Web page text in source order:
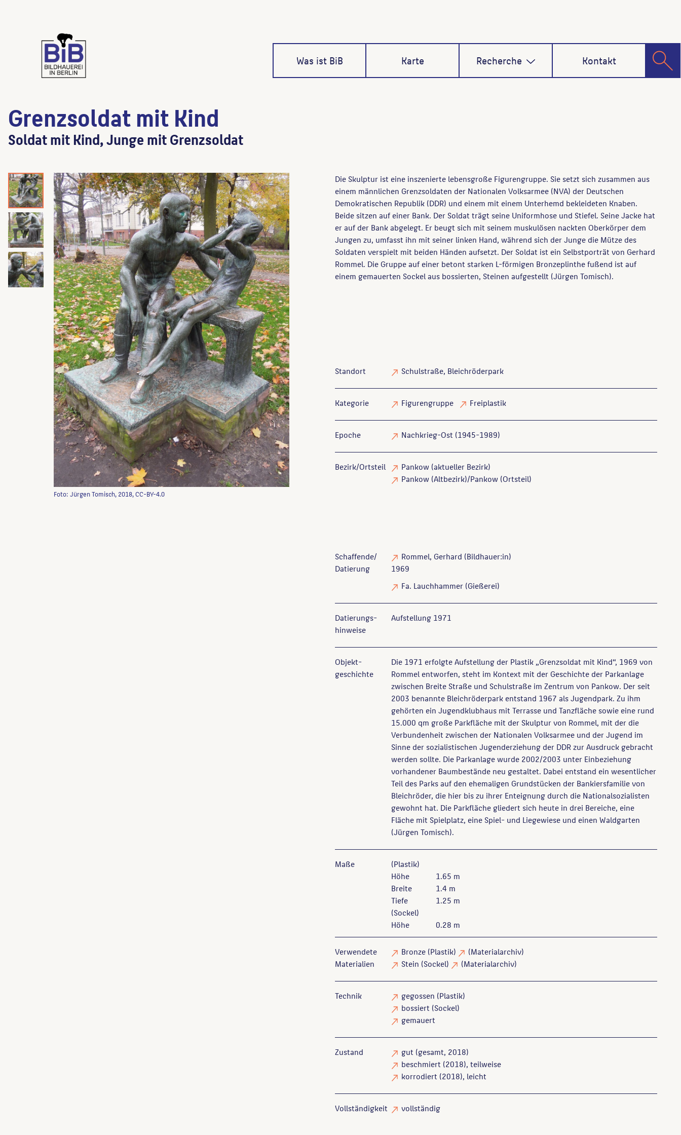
Was ist BiB Karte Recherche Kontakt
Grenzsoldat mit Kind
Soldat mit Kind, Junge mit Grenzsoldat
Foto: Jürgen Tomisch, 2018, CC-BY-4.0
Die Skulptur ist eine inszenierte lebensgroße Figurengruppe. Sie setzt sich zusammen aus
einem männlichen Grenzsoldaten der Nationalen Volksarmee (NVA) der Deutschen
Demokratischen Republik (DDR) und einem mit einem Unterhemd bekleideten Knaben.
Beide sitzen auf einer Bank. Der Soldat trägt seine Uniformhose und Stiefel. Seine Jacke hat
er auf der Bank abgelegt. Er beugt sich mit seinem muskulösen nackten Oberkörper dem
Jungen zu, umfasst ihn mit seiner linken Hand, während sich der Junge die Mütze des
Soldaten verspielt mit beiden Händen aufsetzt. Der Soldat ist ein Selbstporträt von Gerhard
Rommel. Die Gruppe auf einer betont starken L-förmigen Bronzeplinthe fußend ist auf
einem gemauerten Sockel aus bossierten, Steinen aufgestellt (Jürgen Tomisch).
Standort Schulstraße, Bleichröderpark
Kategorie Figurengruppe Freiplastik
Epoche Nachkrieg-Ost (1945-1989)
Bezirk/Ortsteil
Pankow (aktueller Bezirk)
Pankow (Altbezirk)/Pankow (Ortsteil)
Schaffende/
Datierung
Rommel, Gerhard (Bildhauer:in)
1969
Fa. Lauchhammer (Gießerei)
Datierungs­
hinweise
Aufstellung 1971
Objekt­
geschichte
Die 1971 erfolgte Aufstellung der Plastik „Grenzsoldat mit Kind“, 1969 von
Rommel entworfen, steht im Kontext mit der Geschichte der Parkanlage
zwischen Breite Straße und Schulstraße im Zentrum von Pankow. Der seit
2003 benannte Bleichröderpark entstand 1967 als Jugendpark. Zu ihm
gehörten ein Jugendklubhaus mit Terrasse und Tanzfläche sowie eine rund
15.000 qm große Parkfläche mit der Skulptur von Rommel, mit der die
Verbundenheit zwischen der Nationalen Volksarmee und der Jugend im
Sinne der sozialistischen Jugenderziehung der DDR zur Ausdruck gebracht
werden sollte. Die Parkanlage wurde 2002/2003 unter Einbeziehung
vorhandener Baumbestände neu gestaltet. Dabei entstand ein wesentlicher
Teil des Parks auf den ehemaligen Grundstücken der Bankiersfamilie von
Bleichröder, die hier bis zu ihrer Enteignung durch die Nationalsozialisten
gewohnt hat. Die Parkfläche gliedert sich heute in drei Bereiche, eine
Fläche mit Spielplatz, eine Spiel- und Liegewiese und einen Waldgarten
(Jürgen Tomisch).
Maße
(Plastik)
Höhe
Breite
Tiefe
(Sockel)
Höhe
1.65 m
1.4 m
1.25 m
0.28 m
Verwendete
Materialien
Bronze (Plastik)
(Materialarchiv)
Stein (Sockel) (Materialarchiv)
Technik gegossen (Plastik)
bossiert (Sockel)
gemauert
Zustand gut (gesamt, 2018)
beschmiert (2018), teilweise
korrodiert (2018), leicht
Vollständigkeit vollständig